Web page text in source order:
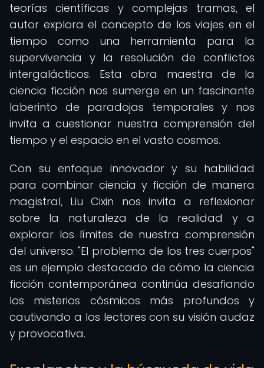
teorías científicas y complejas tramas, el
autor explora el concepto de los viajes en el
tiempo como una herramienta para la
supervivencia y la resolución de conflictos
intergalácticos. Esta obra maestra de la
ciencia ficción nos sumerge en un fascinante
laberinto de paradojas temporales y nos
invita a cuestionar nuestra comprensión del
tiempo y el espacio en el vasto cosmos.
Con su enfoque innovador y su habilidad
para combinar ciencia y ficción de manera
magistral, Liu Cixin nos invita a reflexionar
sobre la naturaleza de la realidad y a
explorar los límites de nuestra comprensión
del universo. "El problema de los tres cuerpos"
es un ejemplo destacado de cómo la ciencia
ficción contemporánea continúa desafiando
los misterios cósmicos más profundos y
cautivando a los lectores con su visión audaz
y provocativa.